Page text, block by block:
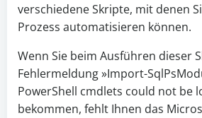
verschiedene Skripte, mit denen
Prozess automatisieren können.
Wenn Sie beim Ausführen dieser
Fehlermeldung »Import-
PowerShell cmdlets could not be
bekommen, fehlt Ihnen das